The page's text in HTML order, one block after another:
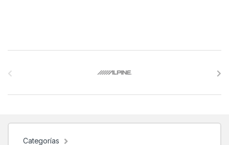
Categorías